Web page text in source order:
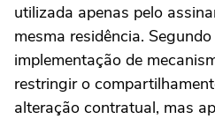
utilizada apenas pelo
mesma residência.
implementação de
restringir o
alteração contratual, mas